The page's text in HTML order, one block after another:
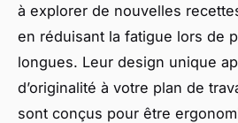
à explorer de nouvelles
en réduisant la fatigue lors de
longues. Leur design unique
d’originalité à votre plan de
sont conçus pour être